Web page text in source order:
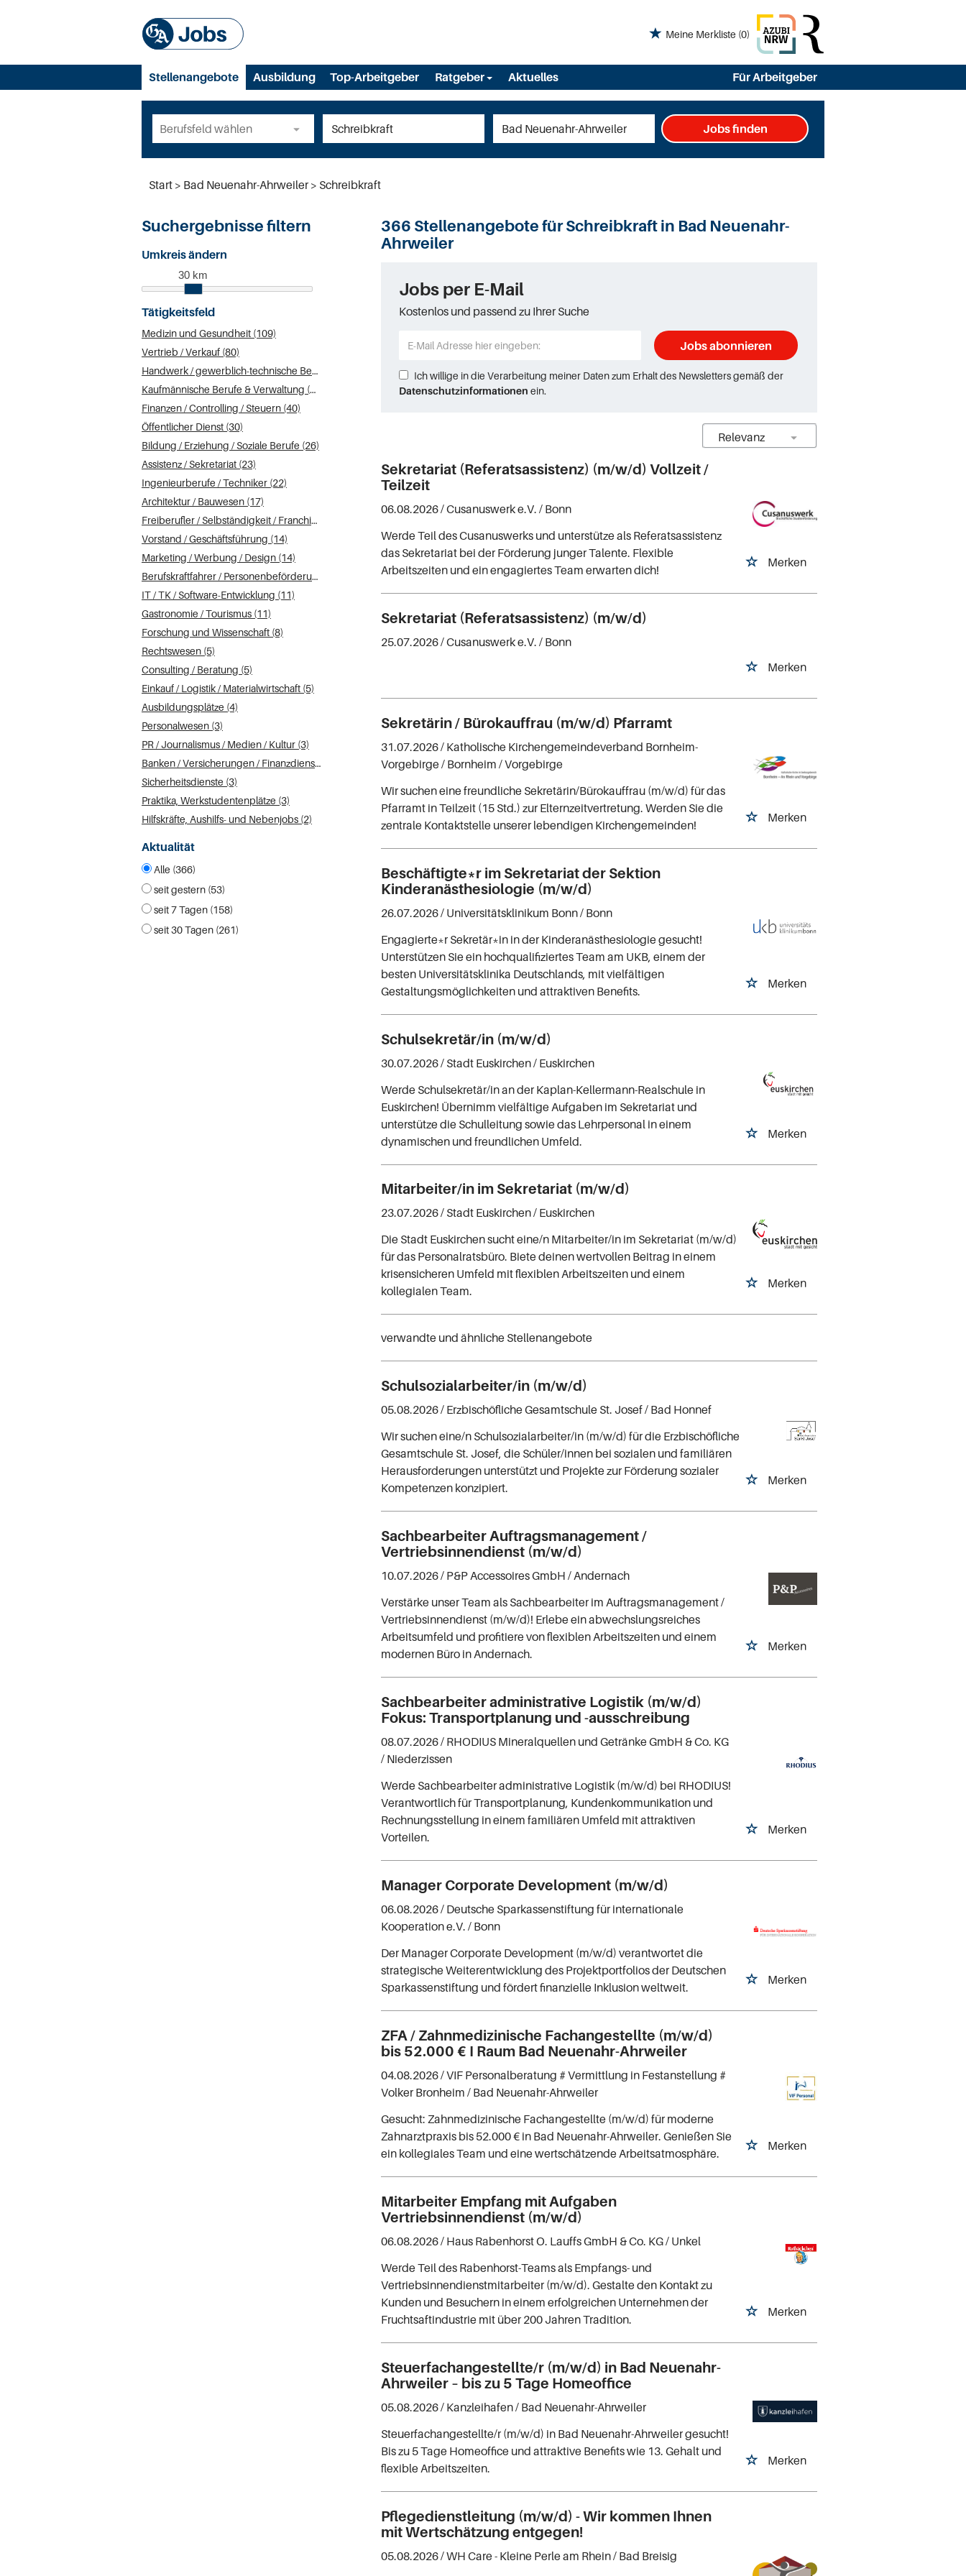
Meine Merkliste (0)
Stellenangebote Ausbildung Top-Arbeitgeber Ratgeber Aktuelles Für Arbeitgeber
Jobs finden
Start Bad Neuenahr-Ahrweiler Schreibkraft
Suchergebnisse filtern
Umkreis ändern
30 km
Tätigkeitsfeld
Medizin und Gesundheit (109)
Vertrieb / Verkauf (80)
Handwerk / gewerblich-technische Berufe (71)
Kaufmännische Berufe & Verwaltung (66)
Finanzen / Controlling / Steuern (40)
Öffentlicher Dienst (30)
Bildung / Erziehung / Soziale Berufe (26)
Assistenz / Sekretariat (23)
Ingenieurberufe / Techniker (22)
Architektur / Bauwesen (17)
Freiberufler / Selbständigkeit / Franchise (16)
Vorstand / Geschäftsführung (14)
Marketing / Werbung / Design (14)
Berufskraftfahrer / Personenbeförderung (Land, Wasser, Luft) (12)
IT / TK / Software-Entwicklung (11)
Gastronomie / Tourismus (11)
Forschung und Wissenschaft (8)
Rechtswesen (5)
Consulting / Beratung (5)
Einkauf / Logistik / Materialwirtschaft (5)
Ausbildungsplätze (4)
Personalwesen (3)
PR / Journalismus / Medien / Kultur (3)
Banken / Versicherungen / Finanzdienstleister (3)
Sicherheitsdienste (3)
Praktika, Werkstudentenplätze (3)
Hilfskräfte, Aushilfs- und Nebenjobs (2)
Aktualität
Alle (366)
seit gestern (53)
seit 7 Tagen (158)
seit 30 Tagen (261)
366 Stellenangebote für Schreibkraft in Bad Neuenahr-
Ahrweiler
Jobs per E-Mail
Kostenlos und passend zu Ihrer Suche
Jobs abonnieren
Ich willige in die Verarbeitung meiner Daten zum Erhalt des Newsletters gemäß der
Datenschutzinformationen ein.
Sekretariat (Referatsassistenz) (m/w/d) Vollzeit /
Teilzeit
Merken
06.08.2026 /Cusanuswerk e.V. / Bonn
Werde Teil des Cusanuswerks und unterstütze als Referatsassistenz
das Sekretariat bei der Förderung junger Talente. Flexible
Arbeitszeiten und ein engagiertes Team erwarten dich!
Sekretariat (Referatsassistenz) (m/w/d)
Merken
25.07.2026 /Cusanuswerk e.V. / Bonn
Sekretärin / Bürokauffrau (m/w/d) Pfarramt
Merken
31.07.2026 / Katholische Kirchengemeindeverband Bornheim-
Vorgebirge/ Bornheim / Vorgebirge
Wir suchen eine freundliche Sekretärin/Bürokauffrau (m/w/d) für das
Pfarramt in Teilzeit (15 Std.) zur Elternzeitvertretung. Werden Sie die
zentrale Kontaktstelle unserer lebendigen Kirchengemeinden!
Beschäftigte*r im Sekretariat der Sektion
Kinderanästhesiologie (m/w/d)
Merken
26.07.2026 / Universitätsklinikum Bonn/ Bonn
Engagierte*r Sekretär*in in der Kinderanästhesiologie gesucht!
Unterstützen Sie ein hochqualifiziertes Team am UKB, einem der
besten Universitätsklinika Deutschlands, mit vielfältigen
Gestaltungsmöglichkeiten und attraktiven Benefits.
Schulsekretär/in (m/w/d)
Merken
30.07.2026 / Stadt Euskirchen/ Euskirchen
Werde Schulsekretär/in an der Kaplan-Kellermann-Realschule in
Euskirchen! Übernimm vielfältige Aufgaben im Sekretariat und
unterstütze die Schulleitung sowie das Lehrpersonal in einem
dynamischen und freundlichen Umfeld.
Mitarbeiter/in im Sekretariat (m/w/d)
Merken
23.07.2026 / Stadt Euskirchen/ Euskirchen
Die Stadt Euskirchen sucht eine/n Mitarbeiter/in im Sekretariat (m/w/d)
für das Personalratsbüro. Biete deinen wertvollen Beitrag in einem
krisensicheren Umfeld mit flexiblen Arbeitszeiten und einem
kollegialen Team.
verwandte und ähnliche Stellenangebote
Schulsozialarbeiter/in (m/w/d)
Merken
05.08.2026 / Erzbischöfliche Gesamtschule St. Josef/ Bad Honnef
Wir suchen eine/n Schulsozialarbeiter/in (m/w/d) für die Erzbischöfliche
Gesamtschule St. Josef, die Schüler/innen bei sozialen und familiären
Herausforderungen unterstützt und Projekte zur Förderung sozialer
Kompetenzen konzipiert.
Sachbearbeiter Auftragsmanagement /
Vertriebsinnendienst (m/w/d)
Merken
10.07.2026 / P&P Accessoires GmbH / Andernach
Verstärke unser Team als Sachbearbeiter im Auftragsmanagement /
Vertriebsinnendienst (m/w/d)! Erlebe ein abwechslungsreiches
Arbeitsumfeld und profitiere von flexiblen Arbeitszeiten und einem
modernen Büro in Andernach.
Sachbearbeiter administrative Logistik (m/w/d)
Fokus: Transportplanung und -ausschreibung
Merken
08.07.2026 / RHODIUS Mineralquellen und Getränke GmbH & Co. KG
/ Niederzissen
Werde Sachbearbeiter administrative Logistik (m/w/d) bei RHODIUS!
Verantwortlich für Transportplanung, Kundenkommunikation und
Rechnungsstellung in einem familiären Umfeld mit attraktiven
Vorteilen.
Manager Corporate Development (m/w/d)
Merken
06.08.2026 / Deutsche Sparkassenstiftung für internationale
Kooperation e.V. / Bonn
Der Manager Corporate Development (m/w/d) verantwortet die
strategische Weiterentwicklung des Projektportfolios der Deutschen
Sparkassenstiftung und fördert finanzielle Inklusion weltweit.
ZFA / Zahnmedizinische Fachangestellte (m/w/d)
bis 52.000 € I Raum Bad Neuenahr-Ahrweiler
Merken
04.08.2026 /VIF Personalberatung # Vermittlung in Festanstellung #
Volker Bronheim / Bad Neuenahr-Ahrweiler
Gesucht: Zahnmedizinische Fachangestellte (m/w/d) für moderne
Zahnarztpraxis bis 52.000 € in Bad Neuenahr-Ahrweiler. Genießen Sie
ein kollegiales Team und eine wertschätzende Arbeitsatmosphäre.
Mitarbeiter Empfang mit Aufgaben
Vertriebsinnendienst (m/w/d)
Merken
06.08.2026 / Haus Rabenhorst O. Lauffs GmbH & Co. KG/ Unkel
Werde Teil des Rabenhorst-Teams als Empfangs- und
Vertriebsinnendienstmitarbeiter (m/w/d). Gestalte den Kontakt zu
Kunden und Besuchern in einem erfolgreichen Unternehmen der
Fruchtsaftindustrie mit über 200 Jahren Tradition.
Steuerfachangestellte/r (m/w/d) in Bad Neuenahr-
Ahrweiler – bis zu 5 Tage Homeoffice
Merken
05.08.2026 / Kanzleihafen/ Bad Neuenahr-Ahrweiler
Steuerfachangestellte/r (m/w/d) in Bad Neuenahr-Ahrweiler gesucht!
Bis zu 5 Tage Homeoffice und attraktive Benefits wie 13. Gehalt und
flexible Arbeitszeiten.
Pflegedienstleitung (m/w/d) - Wir kommen Ihnen
mit Wertschätzung entgegen!
05.08.2026 /WH Care - Kleine Perle am Rhein/ Bad Breisig